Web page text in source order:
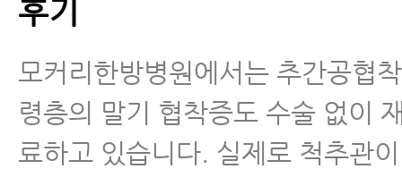
후기
모커리한방병원에서는 추간공협
령층의 말기 협착증도 수술 없이
료하고 있습니다. 실제로 척추관